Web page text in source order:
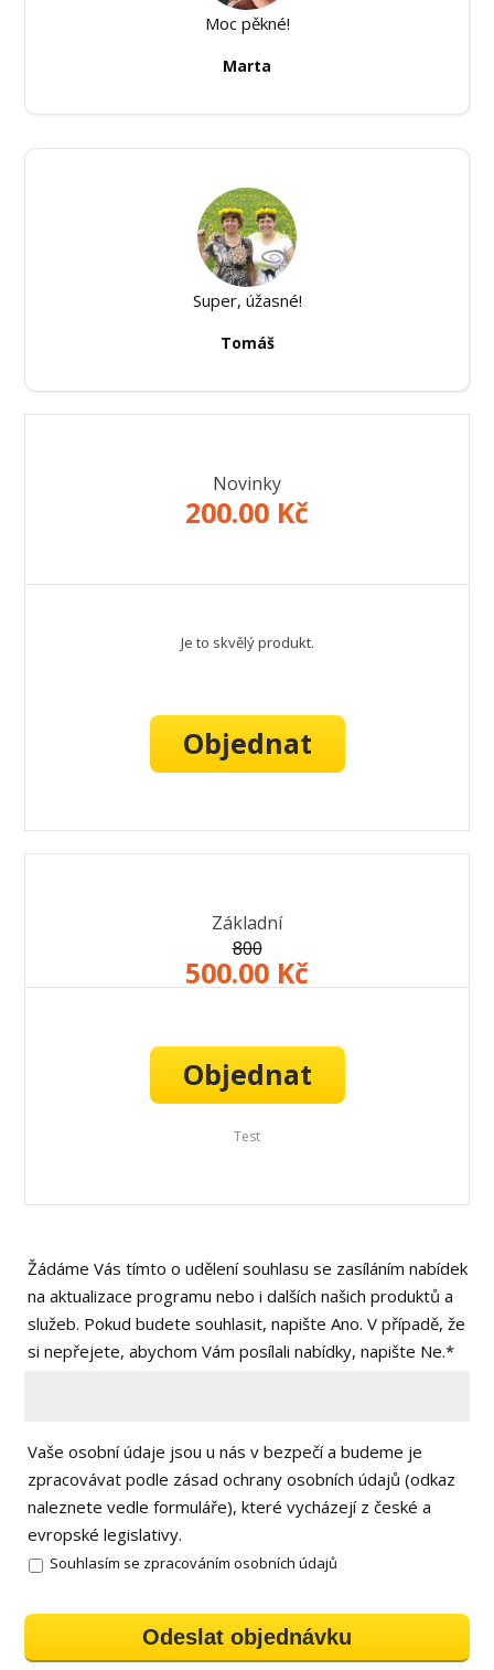
Moc pěkné!
Marta
Super, úžasné!
Tomáš
Novinky
200.00 Kč
Je to skvělý produkt.
Objednat
Základní
800
500.00 Kč
Objednat
Test
Žádáme Vás tímto o udělení souhlasu se zasíláním nabídek
na aktualizace programu nebo i dalších našich produktů a
služeb. Pokud budete souhlasit, napište Ano. V případě, že
si nepřejete, abychom Vám posílali nabídky, napište Ne.*
Vaše osobní údaje jsou u nás v bezpečí a budeme je
zpracovávat podle zásad ochrany osobních údajů (odkaz
naleznete vedle formuláře), které vycházejí z české a
evropské legislativy.
Souhlasím se zpracováním osobních údajů
Odeslat objednávku